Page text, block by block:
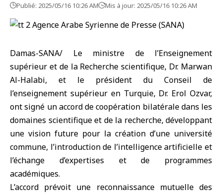
Publié: 2025/05/16 10:26 AM Mis à jour: 2025/05/16 10:26 AM
Damas-SANA/ Le ministre de l’Enseignement
supérieur et de la Recherche scientifique, Dr. Marwan
Al-Halabi, et le président du Conseil de
l’enseignement supérieur en Turquie, Dr. Erol Ozvar,
ont signé un accord de coopération bilatérale dans les
domaines scientifique et de la recherche, développant
une vision future pour la création d’une université
commune, l’introduction de l’intelligence artificielle et
l’échange d’expertises et de programmes
académiques.
L’accord prévoit une reconnaissance mutuelle des